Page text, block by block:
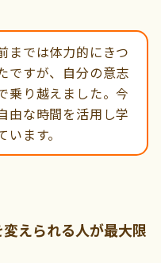
までは体力的にきつ
ですが、自分の意志
乗り越えました。今
由な時間を活用し学
います。
えられる人が最大限